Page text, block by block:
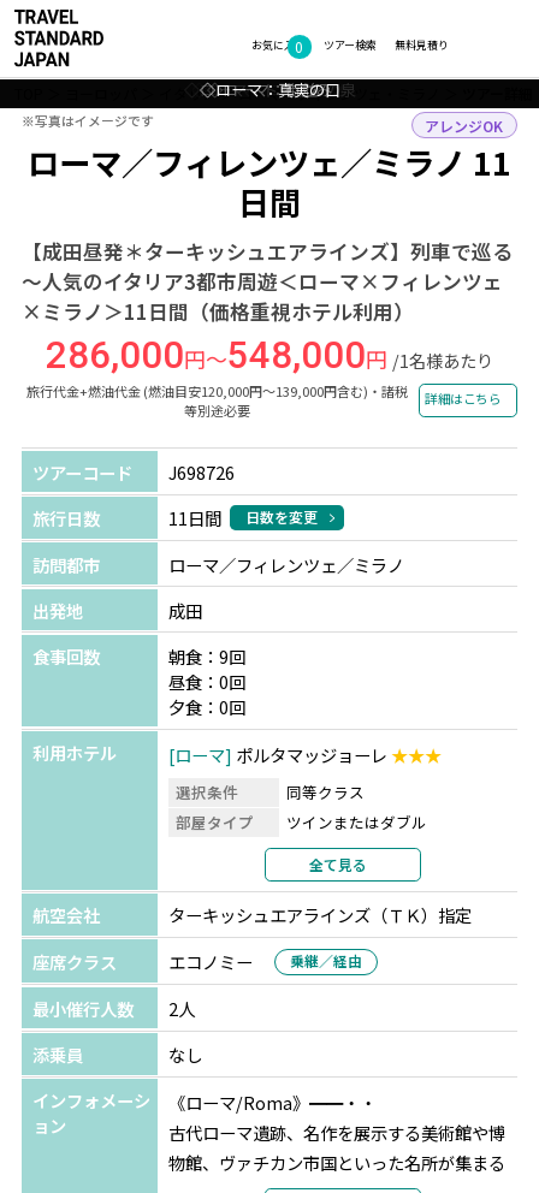
お気に入り
0 無料見積り
ツアー検索
イタリア ローマ・フィレンツェ・ミラノ
ローマ／フィレンツェ／ミラノ 11
日間
【成田昼発＊ターキッシュエアラインズ】列車で巡る
～人気のイタリア3都市周遊＜ローマ×フィレンツェ
×ミラノ＞11日間（価格重視ホテル利用）
アレンジOK
286,000円～548,000円 /1名様あたり
旅行代金+燃油代金 (燃油目安120,000円～139,000円含む)・諸税
等別途必要
詳細はこちら
◇ローマ：コロッセオ
◇ローマ：トレヴィの泉
◇ローマ：街並み
◇ローマ：真実の口
フォトギャラリー
※写真はイメージです
※写真はイメージです
ツアーコード
J698726
旅行日数
11日間 日数を変更
訪問都市
ローマ／フィレンツェ／ミラノ
出発地
成田
食事回数
朝食：9回
昼食：0回
夕食：0回
利用ホテル
ローマ ポルタマッジョーレ★★★
選択条件
同等クラス
部屋タイプ
ツインまたはダブル
2名1室利用
部屋カテゴリ
フィレンツェ ホテル ドナテロ ★★★
選択条件
同等クラス
部屋タイプ
ツインまたはダブル
利用形態
部屋カテゴリ
ミラノ ホテル コラーロ
選択条件
同等クラス
部屋タイプ
ツイン
全て見る
航空会社
ターキッシュエアラインズ（ＴＫ）指定
座席クラス
エコノミー 乗継／経由
最小催行人数
2人
添乗員
なし
インフォメーシ
ョン
《ローマ/Roma》━━・・
古代ローマ遺跡、名作を展示する美術館や博
物館、ヴァチカン市国といった名所が集まる